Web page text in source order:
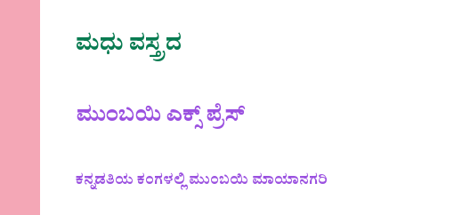
ಮಧು ವಸ್ತ್ರದ
ಮುಂಬಯಿ ಎಕ್ಸ್‌ ಪ್ರೆಸ್
ಕನ್ನಡತಿಯ ಕಂಗಳಲ್ಲಿ ಮುಂಬಯಿ ಮಾಯಾನಗರಿ